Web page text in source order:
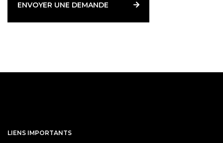
ENVOYER UNE DEMANDE
LIENS IMPORTANTS